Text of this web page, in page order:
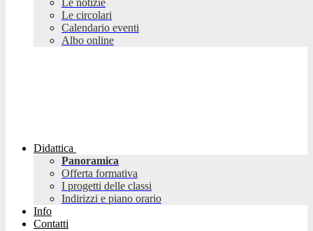
Le notizie
Le circolari
Calendario eventi
Albo online
Didattica
Panoramica
Offerta formativa
I progetti delle classi
Indirizzi e piano orario
Info
Contatti